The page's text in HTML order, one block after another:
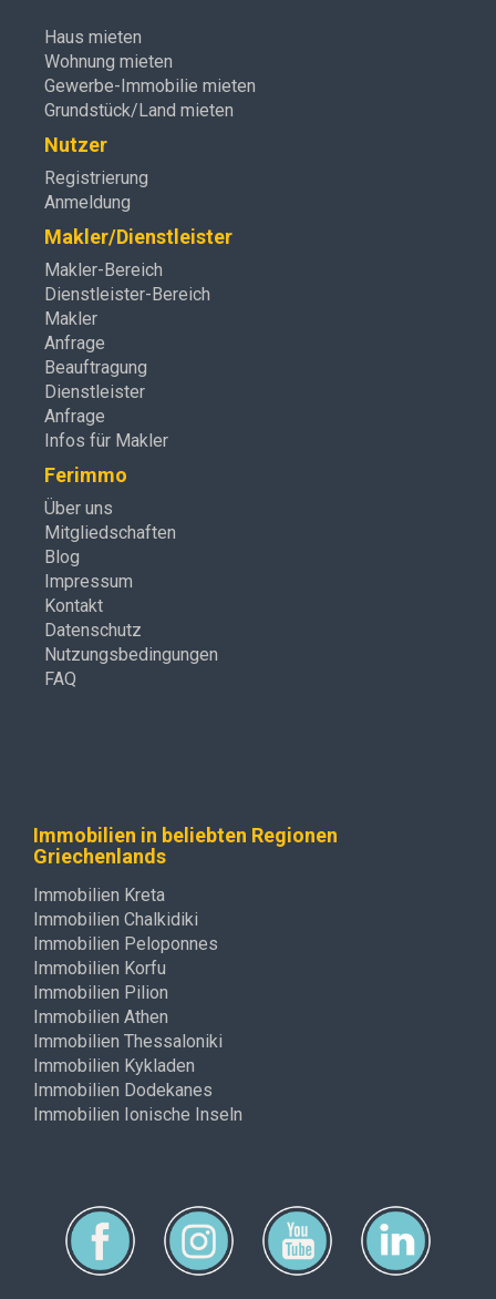
Haus mieten
Wohnung mieten
Gewerbe-Immobilie mieten
Grundstück/Land mieten
Nutzer
Registrierung
Anmeldung
Makler/Dienstleister
Makler-Bereich
Dienstleister-Bereich
Makler
Anfrage
Beauftragung
Dienstleister
Anfrage
Infos für Makler
Ferimmo
Über uns
Mitgliedschaften
Blog
Impressum
Kontakt
Datenschutz
Nutzungsbedingungen
FAQ
Immobilien in beliebten Regionen
Griechenlands
Immobilien Kreta
Immobilien Chalkidiki
Immobilien Peloponnes
Immobilien Korfu
Immobilien Pilion
Immobilien Athen
Immobilien Thessaloniki
Immobilien Kykladen
Immobilien Dodekanes
Immobilien Ionische Inseln